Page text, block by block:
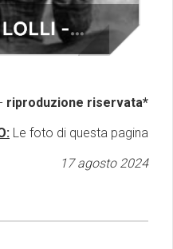
riproduzione riservata*
Le foto di questa pagina
17 agosto 2024